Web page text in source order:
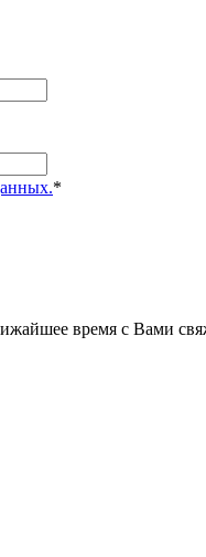
*
время с Вами